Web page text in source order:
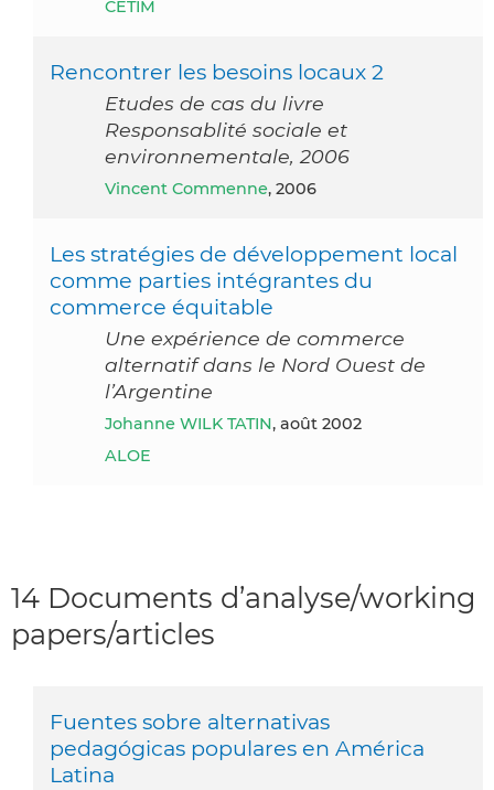
CETIM
Rencontrer les besoins locaux 2
Etudes de cas du livre
Responsablité sociale et
environnementale, 2006
Vincent Commenne, 2006
Les stratégies de développement local
comme parties intégrantes du
commerce équitable
Une expérience de commerce
alternatif dans le Nord Ouest de
l’Argentine
Johanne WILK TATIN, août 2002
ALOE
14 Documents d’analyse/working
papers/articles
Fuentes sobre alternativas
pedagógicas populares en América
Latina